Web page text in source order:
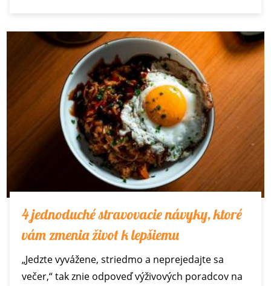
4 jednoduché stravovacie návyky, ktoré
vám zmenia život k lepšiemu
„Jedzte vyvážene, striedmo a neprejedajte sa
večer,“ tak znie odpoveď výživových poradcov na